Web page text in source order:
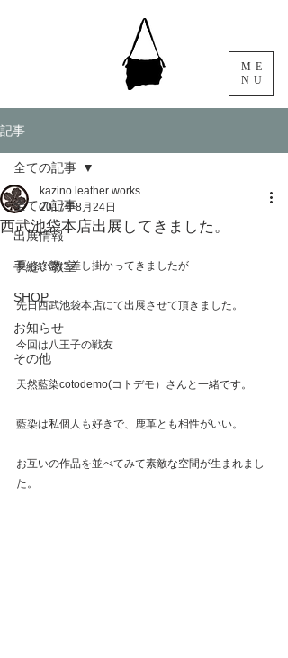
ME
NU
記事
全ての記事
出展情報
手縫い教室
SHOP
お知らせ
その他
全ての記事
西武池袋本店出展してきました。
kazino leather works
2017年8月24日
夏も終盤に差し掛かってきましたが
先日西武池袋本店にて出展させて頂きました。
今回は八王子の戦友
天然藍染cotodemo(コトデモ）さんと一緒です。
藍染は私個人も好きで、鹿革とも相性がいい。
お互いの作品を並べてみて素敵な空間が生まれまし
た。